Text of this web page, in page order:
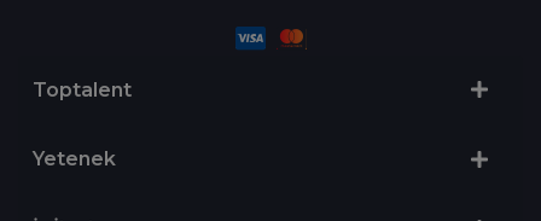
Toptalent
Yetenek